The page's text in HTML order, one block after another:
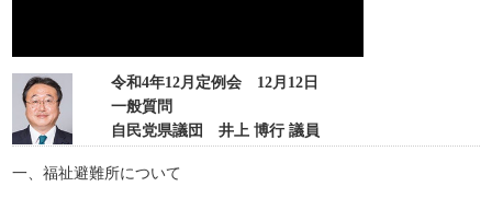
令和4年12月定例会 12月12日
一般質問
自民党県議団 井上 博行 議員
一、福祉避難所について